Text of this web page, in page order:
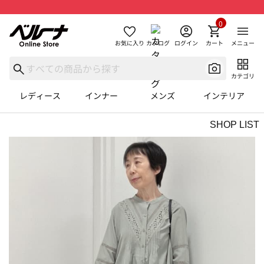
お気に入り カタログ ログイン カート
0
メニュー
カテゴリ
レディース インナー メンズ インテリア
SHOP LIST